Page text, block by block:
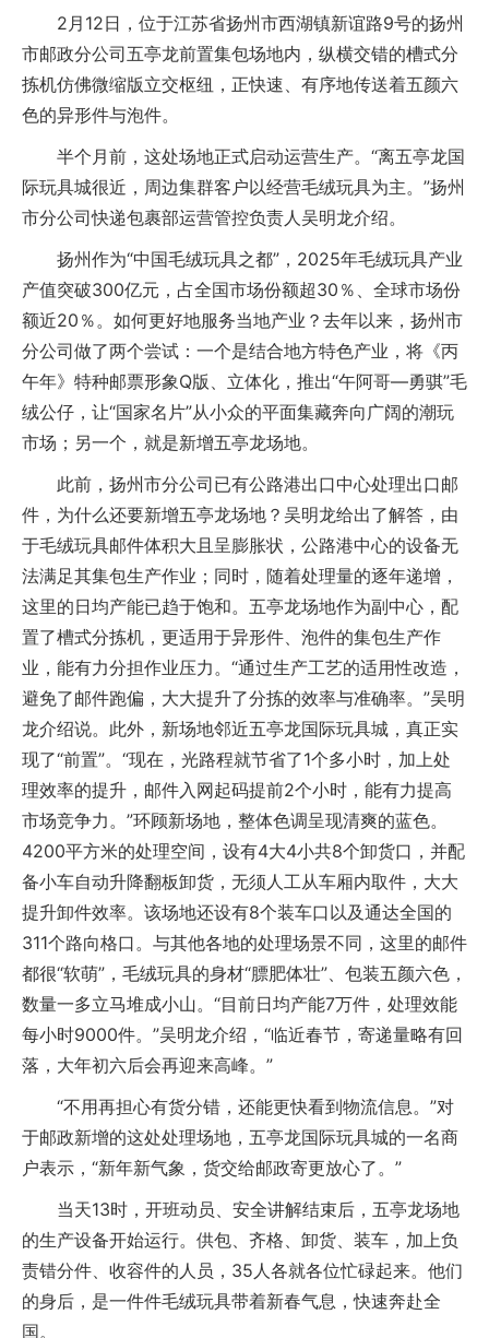
2月12日，位于江苏省扬州市西湖镇新谊路9号的扬州
市邮政分公司五亭龙前置集包场地内，纵横交错的槽式分
拣机仿佛微缩版立交枢纽，正快速、有序地传送着五颜六
色的异形件与泡件。
半个月前，这处场地正式启动运营生产。“离五亭龙国
际玩具城很近，周边集群客户以经营毛绒玩具为主。”扬州
市分公司快递包裹部运营管控负责人吴明龙介绍。
扬州作为“中国毛绒玩具之都”，2025年毛绒玩具产业
产值突破300亿元，占全国市场份额超30％、全球市场份
额近20％。如何更好地服务当地产业？去年以来，扬州市
分公司做了两个尝试：一个是结合地方特色产业，将《丙
午年》特种邮票形象Q版、立体化，推出“午阿哥—勇骐”毛
绒公仔，让“国家名片”从小众的平面集藏奔向广阔的潮玩
市场；另一个，就是新增五亭龙场地。
此前，扬州市分公司已有公路港出口中心处理出口邮
件，为什么还要新增五亭龙场地？吴明龙给出了解答，由
于毛绒玩具邮件体积大且呈膨胀状，公路港中心的设备无
法满足其集包生产作业；同时，随着处理量的逐年递增，
这里的日均产能已趋于饱和。五亭龙场地作为副中心，配
置了槽式分拣机，更适用于异形件、泡件的集包生产作
业，能有力分担作业压力。“通过生产工艺的适用性改造，
避免了邮件跑偏，大大提升了分拣的效率与准确率。”吴明
龙介绍说。此外，新场地邻近五亭龙国际玩具城，真正实
现了“前置”。“现在，光路程就节省了1个多小时，加上处
理效率的提升，邮件入网起码提前2个小时，能有力提高
市场竞争力。”环顾新场地，整体色调呈现清爽的蓝色。
4200平方米的处理空间，设有4大4小共8个卸货口，并配
备小车自动升降翻板卸货，无须人工从车厢内取件，大大
提升卸件效率。该场地还设有8个装车口以及通达全国的
311个路向格口。与其他各地的处理场景不同，这里的邮件
都很“软萌”，毛绒玩具的身材“膘肥体壮”、包装五颜六色，
数量一多立马堆成小山。“目前日均产能7万件，处理效能
每小时9000件。”吴明龙介绍，“临近春节，寄递量略有回
落，大年初六后会再迎来高峰。”
“不用再担心有货分错，还能更快看到物流信息。”对
于邮政新增的这处处理场地，五亭龙国际玩具城的一名商
户表示，“新年新气象，货交给邮政寄更放心了。”
当天13时，开班动员、安全讲解结束后，五亭龙场地
的生产设备开始运行。供包、齐格、卸货、装车，加上负
责错分件、收容件的人员，35人各就各位忙碌起来。他们
的身后，是一件件毛绒玩具带着新春气息，快速奔赴全
国。